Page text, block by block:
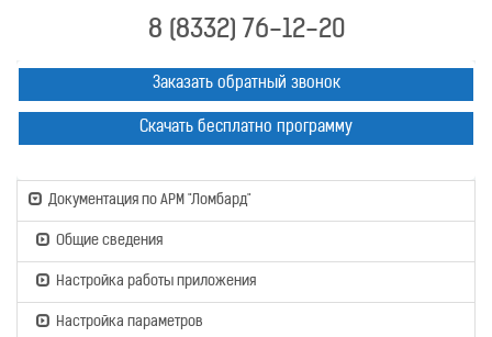
8 (8332) 76-12-20
Заказать обратный звонок
Скачать бесплатно программу
Документация по АРМ "Ломбард"
Общие сведения
Настройка работы приложения
Настройка параметров